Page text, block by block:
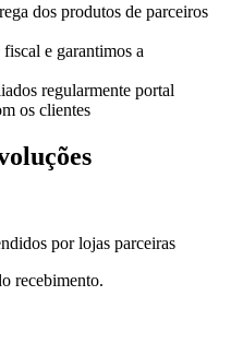
dos produtos de parceiros
e garantimos a
regularmente portal
os clientes
por lojas parceiras
recebimento.